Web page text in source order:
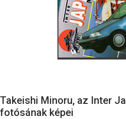
Takeishi Minoru, az Inter
fotósának képei